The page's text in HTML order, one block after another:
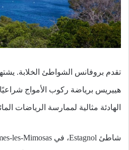
تقدم بروفانس الشواطئ الخلابة.
هييريس برياضة ركوب الأمواج شراعيًا.
الهادئة مثالية لممارسة الرياضات